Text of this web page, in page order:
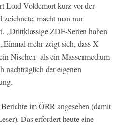
Lord Voldemort kurz vor der
macht man nun
„Drittklassige ZDF-Serien haben
mehr zeigt sich, dass X
Nischen- als ein Massenmedium
nachträglich der eigenen
im ÖRR angesehen (damit
Das erfordert heute eine